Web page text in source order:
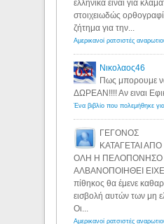
ελληνικά είναι για
στοιχειωδώς
ζήτημα για την...
Νικολαος46
Πως μπορουμε
ΔΩΡΕΑΝ!!!! Αν ειναι
ΓΕΓΟΝΟΣ
ΚΑΤΑΓΕΤΑΙ
ΟΛΗ Η ΠΕΛΟΠΟΝΗΣΟ
ΑΛΒΑΝΟΠΟΙΗΘΕΙ
πίθηκος θα έμενε
εισβολή αυτών των μη
Οι...